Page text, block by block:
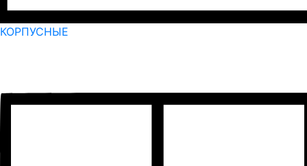
КОРПУСНЫЕ